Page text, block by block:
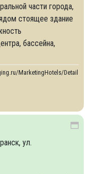
части города,
стоящее здание
бассейна,
MarketingHotels/Details/
ул.